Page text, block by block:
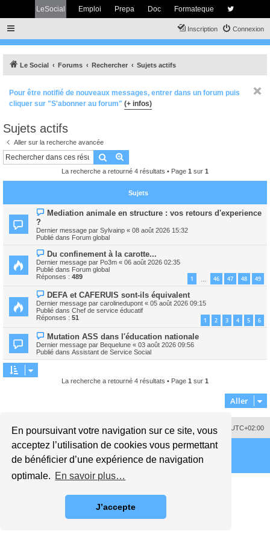
En poursuivant votre navigation sur ce site, vous
acceptez l’utilisation de cookies vous permettant
de bénéficier d’une expérience de navigation
optimale. En savoir plus…
J’accepte
LeSocial Emploi Prepa Doc Formateque
Connexion
Inscription
Le Social Forums Rechercher Sujets actifs
Pour être notifié de nouveaux messages, entrer dans un forum puis
cliquer sur "S'abonner au forum" (+ infos)
Sujets actifs
Aller sur la recherche avancée
Rechercher
La recherche a retourné 4 résultats • Page 1 sur 1
Sujets
N
o
v
e
m
e
s
a
g
e
Mediation animale en structure : vos retours d'experience
?
Dernier message par Sylvainp « 08 août 2026 15:32
Publié dans Forum global
N
o
u
v
e
m
e
s
g
e
Du confinement à la carotte...
Dernier message par Po3m « 06 août 2026 02:35
Publié dans Forum global
Réponses : 489 1 46 47 48 49
N
o
u
v
e
u
m
e
DEFA et CAFERUIS sont-ils équivalent
Dernier message par carolinedupont « 05 août 2026 09:15
Publié dans Chef de service éducatif
Réponses : 51 1 2 3 4 5 6
N
o
u
v
e
Mutation ASS dans l'éducation nationale
Dernier message par Bequelune « 03 août 2026 09:56
Publié dans Assistant de Service Social
La recherche a retourné 4 résultats • Page 1 sur 1
Aller
Fuseau horaire sur UTC+02:00
Supprimer les cookies